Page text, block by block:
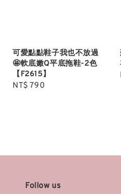
可愛點點鞋子我也不放過
🤩軟底嫩Q平底拖鞋-2色
【F2615】
Regular
NT$ 790
Follow us